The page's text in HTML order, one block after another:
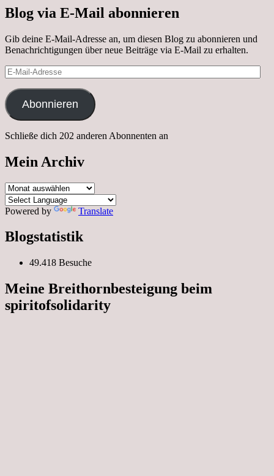
Blog via E-Mail abonnieren
Gib deine E-Mail-Adresse an, um diesen Blog zu abonnieren und
Benachrichtigungen über neue Beiträge via E-Mail zu erhalten.
E-
Mail-
Adresse
Abonnieren
Schließe dich 202 anderen Abonnenten an
Mein Archiv
Mein
Archiv
Powered by
Translate
Blogstatistik
49.418 Besuche
Meine Breithornbesteigung beim
spiritofsolidarity